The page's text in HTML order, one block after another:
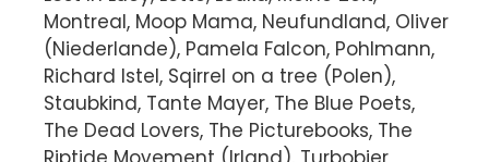
Montreal, Moop Mama, Neufundland, Oliver
(Niederlande), Pamela Falcon, Pohlmann,
Richard Istel, Sqirrel on a tree (Polen),
Staubkind, Tante Mayer, The Blue Poets,
The Dead Lovers, The Picturebooks, The